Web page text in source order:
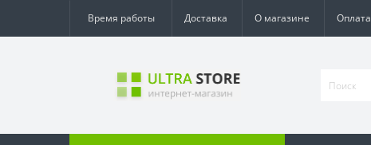
Время работы Доставка О магазине Оплата